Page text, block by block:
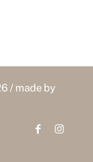
/ made by